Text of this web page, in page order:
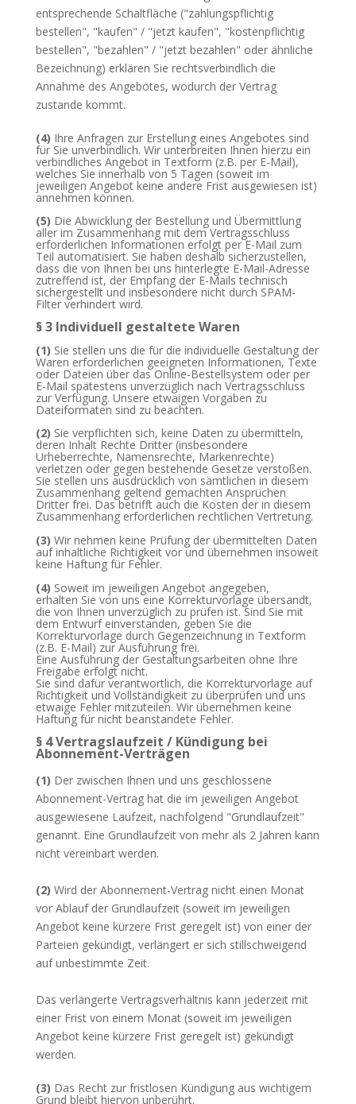
entsprechende Schaltfläche ("zahlungspflichtig
bestellen", "kaufen" / "jetzt kaufen", "kostenpflichtig
bestellen", "bezahlen" / "jetzt bezahlen" oder ähnliche
Bezeichnung) erklären Sie rechtsverbindlich die
Annahme des Angebotes, wodurch der Vertrag
zustande kommt.
(4) Ihre Anfragen zur Erstellung eines Angebotes sind
für Sie unverbindlich. Wir unterbreiten Ihnen hierzu ein
verbindliches Angebot in Textform (z.B. per E-Mail),
welches Sie innerhalb von 5 Tagen (soweit im
jeweiligen Angebot keine andere Frist ausgewiesen ist)
annehmen können.
(5) Die Abwicklung der Bestellung und Übermittlung
aller im Zusammenhang mit dem Vertragsschluss
erforderlichen Informationen erfolgt per E-Mail zum
Teil automatisiert. Sie haben deshalb sicherzustellen,
dass die von Ihnen bei uns hinterlegte E-Mail-Adresse
zutreffend ist, der Empfang der E-Mails technisch
sichergestellt und insbesondere nicht durch SPAM-
Filter verhindert wird.
§ 3 Individuell gestaltete Waren
(1) Sie stellen uns die für die individuelle Gestaltung der
Waren erforderlichen geeigneten Informationen, Texte
oder Dateien über das Online-Bestellsystem oder per
E-Mail spätestens unverzüglich nach Vertragsschluss
zur Verfügung. Unsere etwaigen Vorgaben zu
Dateiformaten sind zu beachten.
(2) Sie verpflichten sich, keine Daten zu übermitteln,
deren Inhalt Rechte Dritter (insbesondere
Urheberrechte, Namensrechte, Markenrechte)
verletzen oder gegen bestehende Gesetze verstoßen.
Sie stellen uns ausdrücklich von sämtlichen in diesem
Zusammenhang geltend gemachten Ansprüchen
Dritter frei. Das betrifft auch die Kosten der in diesem
Zusammenhang erforderlichen rechtlichen Vertretung.
(3) Wir nehmen keine Prüfung der übermittelten Daten
auf inhaltliche Richtigkeit vor und übernehmen insoweit
keine Haftung für Fehler.
(4) Soweit im jeweiligen Angebot angegeben,
erhalten Sie von uns eine Korrekturvorlage übersandt,
die von Ihnen unverzüglich zu prüfen ist. Sind Sie mit
dem Entwurf einverstanden, geben Sie die
Korrekturvorlage durch Gegenzeichnung in Textform
(z.B. E-Mail) zur Ausführung frei.
Eine Ausführung der Gestaltungsarbeiten ohne Ihre
Freigabe erfolgt nicht.
Sie sind dafür verantwortlich, die Korrekturvorlage auf
Richtigkeit und Vollständigkeit zu überprüfen und uns
etwaige Fehler mitzuteilen. Wir übernehmen keine
Haftung für nicht beanstandete Fehler.
§ 4 Vertragslaufzeit / Kündigung bei
Abonnement-Verträgen
(1) Der zwischen Ihnen und uns geschlossene
Abonnement-Vertrag hat die im jeweiligen Angebot
ausgewiesene Laufzeit, nachfolgend "Grundlaufzeit"
genannt. Eine Grundlaufzeit von mehr als 2 Jahren kann
nicht vereinbart werden.
(2) Wird der Abonnement-Vertrag nicht einen Monat
vor Ablauf der Grundlaufzeit (soweit im jeweiligen
Angebot keine kürzere Frist geregelt ist) von einer der
Parteien gekündigt, verlängert er sich stillschweigend
auf unbestimmte Zeit.
Das verlängerte Vertragsverhältnis kann jederzeit mit
einer Frist von einem Monat (soweit im jeweiligen
Angebot keine kürzere Frist geregelt ist) gekündigt
werden.
(3) Das Recht zur fristlosen Kündigung aus wichtigem
Grund bleibt hiervon unberührt.